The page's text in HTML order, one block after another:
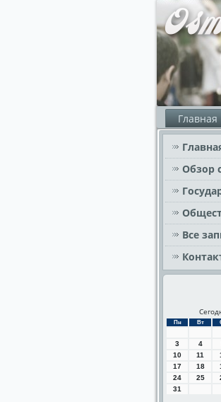
Главная
Обзор
Все
Пн Вт
3
4
10
11
17
18
24
25
31